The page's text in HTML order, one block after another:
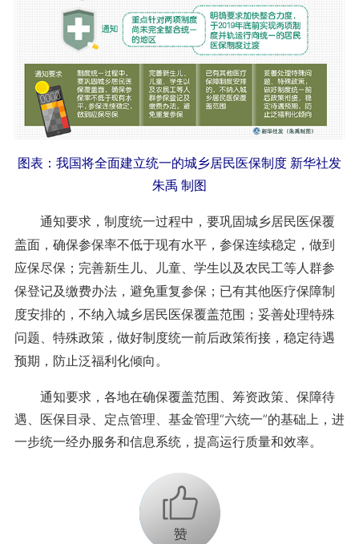
图表：我国将全面建立统一的城乡居民医保制度 新华社发
朱禹 制图
通知要求，制度统一过程中，要巩固城乡居民医保覆
盖面，确保参保率不低于现有水平，参保连续稳定，做到
应保尽保；完善新生儿、儿童、学生以及农民工等人群参
保登记及缴费办法，避免重复参保；已有其他医疗保障制
度安排的，不纳入城乡居民医保覆盖范围；妥善处理特殊
问题、特殊政策，做好制度统一前后政策衔接，稳定待遇
预期，防止泛福利化倾向。
通知要求，各地在确保覆盖范围、筹资政策、保障待
遇、医保目录、定点管理、基金管理“六统一”的基础上，进
一步统一经办服务和信息系统，提高运行质量和效率。
+1